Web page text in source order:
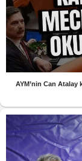
AYM’nin Can Atalay